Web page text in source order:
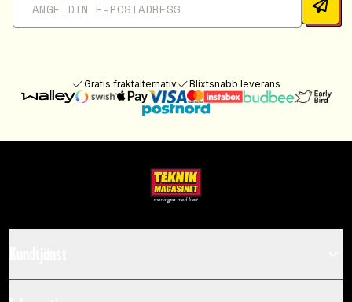
Gratis fraktalternativ Blixtsnabb leverans